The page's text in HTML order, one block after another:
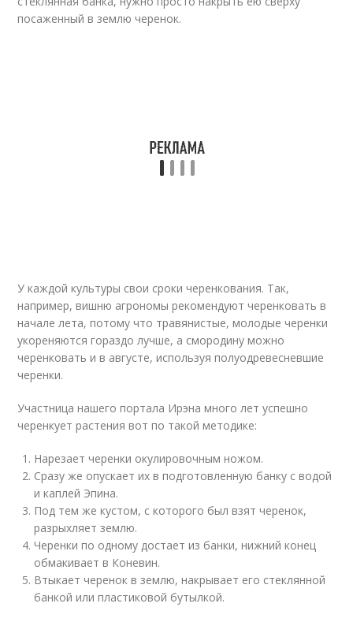
посаженный в землю черенок.
У каждой культуры свои сроки черенкования. Так,
например, вишню агрономы рекомендуют черенковать в
начале лета, потому что травянистые, молодые черенки
укореняются гораздо лучше, а смородину можно
черенковать и в августе, используя полуодревесневшие
черенки.
Участница нашего портала Ирэна много лет успешно
черенкует растения вот по такой методике:
Нарезает черенки окулировочным ножом.
Сразу же опускает их в подготовленную банку с водой
и каплей Эпина.
Под тем же кустом, с которого был взят черенок,
разрыхляет землю.
Черенки по одному достает из банки, нижний конец
обмакивает в Коневин.
Втыкает черенок в землю, накрывает его стеклянной
банкой или пластиковой бутылкой.